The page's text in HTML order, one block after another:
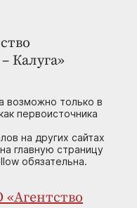
Калуга»
возможно только в
первоисточника
на других сайтах
главную страницу
обязательна.